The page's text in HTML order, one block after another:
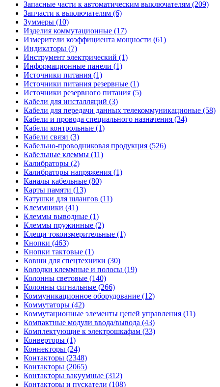
Запасные части к автоматическим выключателям (209)
Запчасти к выключателям (6)
Зуммеры (10)
Изделия коммутационные (17)
Измерители коэффициента мощности (61)
Индикаторы (7)
Инструмент электрический (1)
Информационные панели (1)
Источники питания (1)
Источники питания резервные (1)
Источники резервного питания (5)
Кабели для инсталляций (3)
Кабели для передачи данных телекоммуникационые (58)
Кабели и провода специального назначения (34)
Кабели контрольные (1)
Кабели связи (3)
Кабельно-проводниковая продукция (526)
Кабельные клеммы (11)
Калибраторы (2)
Калибраторы напряжения (1)
Каналы кабельные (80)
Карты памяти (13)
Катушки для шлангов (11)
Клеммники (41)
Клеммы выводные (1)
Клеммы пружинные (2)
Клещи токоизмерительные (1)
Кнопки (463)
Кнопки тактовые (1)
Ковши для спецтехники (30)
Колодки клеммные и полосы (19)
Колонны световые (140)
Колонны сигнальные (266)
Коммуникационное оборудование (12)
Коммутаторы (42)
Коммутационные элементы цепей управления (11)
Компактные модули ввода/вывода (43)
Комплектующие к электрошкафам (33)
Конверторы (1)
Коннекторы (24)
Контакторы (2348)
Контакторы (2065)
Контакторы вакуумные (312)
Контакторы и пускатели (108)